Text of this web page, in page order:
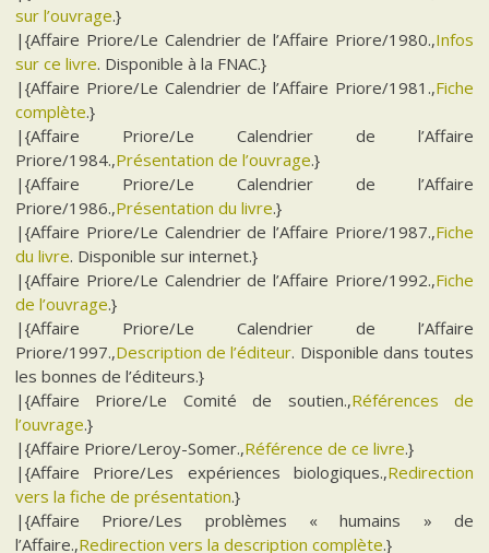
sur l’ouvrage.}
|{Affaire Priore/Le Calendrier de l’Affaire Priore/1980.,Infos
sur ce livre. Disponible à la FNAC.}
|{Affaire Priore/Le Calendrier de l’Affaire Priore/1981.,Fiche
complète.}
|{Affaire Priore/Le Calendrier de l’Affaire
Priore/1984.,Présentation de l’ouvrage.}
|{Affaire Priore/Le Calendrier de l’Affaire
Priore/1986.,Présentation du livre.}
|{Affaire Priore/Le Calendrier de l’Affaire Priore/1987.,Fiche
du livre. Disponible sur internet.}
|{Affaire Priore/Le Calendrier de l’Affaire Priore/1992.,Fiche
de l’ouvrage.}
|{Affaire Priore/Le Calendrier de l’Affaire
Priore/1997.,Description de l’éditeur. Disponible dans toutes
les bonnes de l’éditeurs.}
|{Affaire Priore/Le Comité de soutien.,Références de
l’ouvrage.}
|{Affaire Priore/Leroy-Somer.,Référence de ce livre.}
|{Affaire Priore/Les expériences biologiques.,Redirection
vers la fiche de présentation.}
|{Affaire Priore/Les problèmes « humains » de
l’Affaire.,Redirection vers la description complète.}